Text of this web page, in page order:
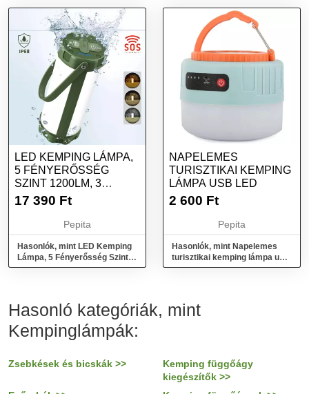
LED KEMPING LÁMPA,
5 FÉNYERŐSSÉG
SZINT 1200LM, 3
VILÁGÍTÁSI MÓD,...
17 390 Ft
Pepita
Hasonlók, mint LED Kemping
Lámpa, 5 Fényerősség Szint
1200LM, 3 Világítási Mód,...
NAPELEMES
TURISZTIKAI KEMPING
LÁMPA USB LED
2 600 Ft
Pepita
Hasonlók, mint Napelemes
turisztikai kemping lámpa usb
led
Hasonló kategóriák, mint
Kempinglámpák:
Zsebkések és bicskák >>
Kemping függőágy
kiegészítők >>